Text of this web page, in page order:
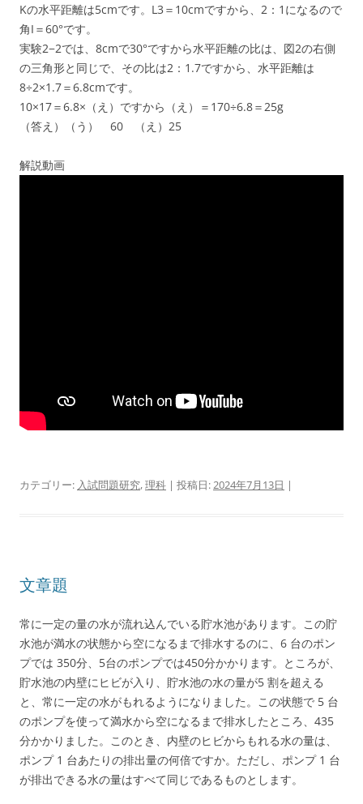
Kの水平距離は5cmです。L3＝10cmですから、2：1になるので
角I＝60°です。
実験2−2では、8cmで30°ですから水平距離の比は、図2の右側
の三角形と同じで、その比は2：1.7ですから、水平距離は
8÷2×1.7＝6.8cmです。
10×17＝6.8×（え）ですから（え）＝170÷6.8＝25g
（答え）（う） 60 （え）25
解説動画
カテゴリー: 入試問題研究,理科 | 投稿日:2024年7月13日 |
文章題
常に一定の量の水が流れ込んでいる貯水池があります。この貯
水池が満水の状態から空になるまで排水するのに、6 台のポン
プでは 350分、5台のポンプでは450分かかります。ところが、
貯水池の内壁にヒビが入り、貯水池の水の量が5 割を超える
と、常に一定の水がもれるようになりました。この状態で 5 台
のポンプを使って満水から空になるまで排水したところ、435
分かかりました。このとき、内壁のヒビからもれる水の量は、
ポンプ 1 台あたりの排出量の何倍ですか。ただし、ポンプ 1 台
が排出できる水の量はすべて同じであるものとします。